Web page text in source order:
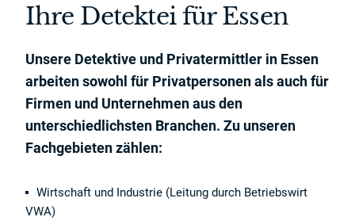
Ihre Detektei für Essen
Unsere Detektive und Privatermittler in Essen
arbeiten sowohl für Privatpersonen als auch für
Firmen und Unternehmen aus den
unterschiedlichsten Branchen. Zu unseren
Fachgebieten zählen:
Wirtschaft und Industrie (Leitung durch Betriebswirt
VWA)